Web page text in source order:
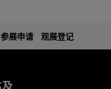
参展申请 观展登记